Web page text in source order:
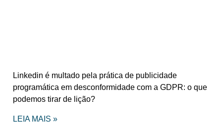
Linkedin é multado pela prática de publicidade
programática em desconformidade com a GDPR: o que
podemos tirar de lição?
LEIA MAIS »